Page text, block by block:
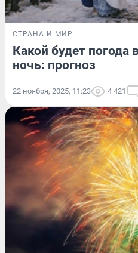
СТРАНА И МИР
Какой будет погода
ночь: прогноз
22 ноября, 2025, 11:23 4 421